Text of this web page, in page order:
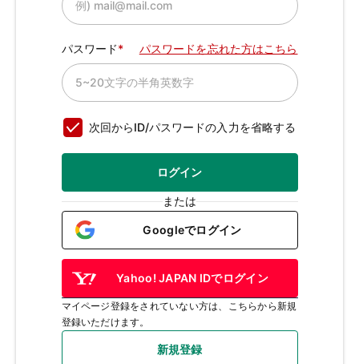
パスワード パスワードを忘れた方はこちら
次回からID/パスワードの入力を省略する
ログイン
または
Googleでログイン
Yahoo! JAPAN IDでログイン
マイページ登録をされていない方は、こちらから新規
登録いただけます。
新規登録